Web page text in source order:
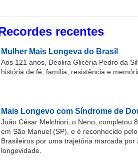
recentes
Mulher Mais Longeva do Brasil
Aos 121 anos, Deolira Glicéria Pedro da
história de fé, família, resistência e
Mais Longevo com Síndrome de
João César Melchiori, o Neno, completou
em São Manuel (SP), e é reconhecido
Brasileiros por uma trajetória marcada por
longevidade.